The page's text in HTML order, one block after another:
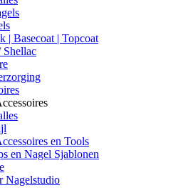
| Basecoat | Topcoat
Shellac
en Tools
en Nagel Sjablonen
Nagelstudio